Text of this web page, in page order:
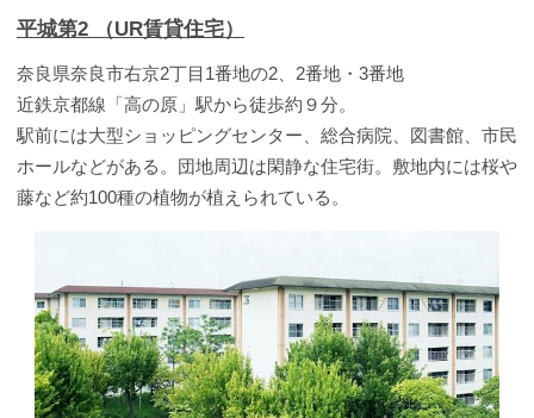
平城第2 （UR賃貸住宅）
奈良県奈良市右京2丁目1番地の2、2番地・3番地
近鉄京都線「高の原」駅から徒歩約９分。
駅前には大型ショッピングセンター、総合病院、図書館、市民
ホールなどがある。団地周辺は閑静な住宅街。敷地内には桜や
藤など約100種の植物が植えられている。